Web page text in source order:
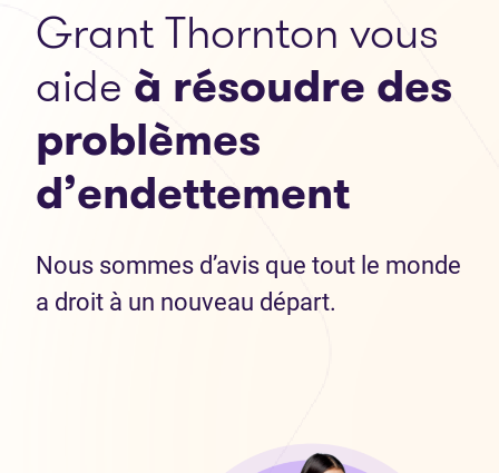
Grant Thornton vous
aide à résoudre des
problèmes
d’endettement
Nous sommes d’avis que tout le monde
a droit à un nouveau départ.